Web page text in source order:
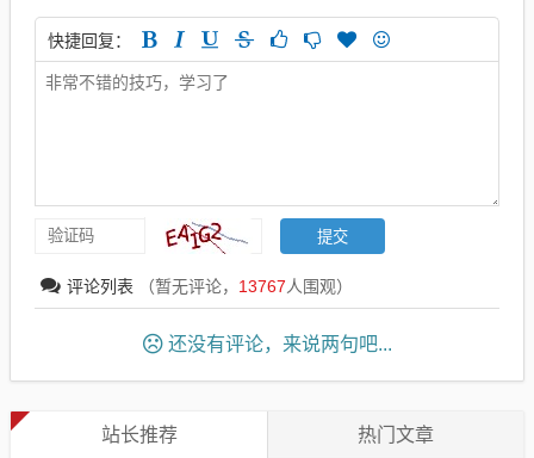
快捷回复：
评论列表 （暂无评论， 13767人围观）
还没有评论，来说两句吧...
站长推荐 热门文章